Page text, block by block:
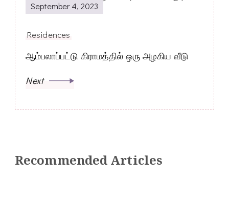
September 4, 2023
Residences
ஆம்பலாப்பட்டு கிராமத்தில் ஒரு அழகிய வீடு
Next
Recommended Articles